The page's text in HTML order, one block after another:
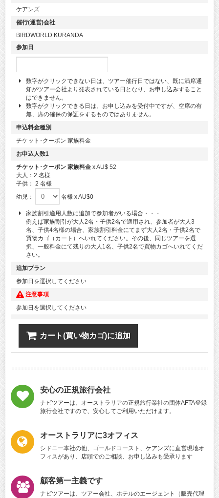
ケアンズ
催行(運営)会社
BIRDWORLD KURANDA
参加日
数字がクリックできない日は、ツアー催行日ではない、既に満席通
知がツアー会社より発表されている日となり、お申し込みすること
はできません。
数字がクリックできる日は、お申し込みを受付中ですが、空席の有
無、席の確保の保証をするものではありません。
申込料金種別
チケット･クーポン 家族料金
お申込人数1
チケット･クーポン 家族料金x AU$ 52
大人： 2 名様
子供： 2 名様
幼児：
名様 x AU$0
家族割引適用人数に追加で参加者がいる場合・・・
例えば家族割引が大人2名・子供2名で適用され、参加者が大人3
名、子供4名様の場合、家族割引料金にてまず大人2名・子供2名で
買物カゴ（カート）へいれてください。その後、同じツアーを選
択、一般料金にて残りの大人1名、子供2名で買物カゴへいれてくだ
さい。
追加プラン
参加日を選択してください
注意事項
参加日を選択してください
カート(買い物カゴ)に追加
安心の正規旅行会社
ナビツアーは、オーストラリアの正規旅行業社の団体AFTA登録
旅行会社ですので、安心してご利用いただけます。
オーストラリアに3オフィス
シドニー本社の他、ゴールドコースト、ケアンズに直営現地オ
フィスがあり、店頭でのご相談、お申し込みも受承ります
顧客第一主義です
ナビツアーは、ツアー会社、ホテルのエージェント（販売代理